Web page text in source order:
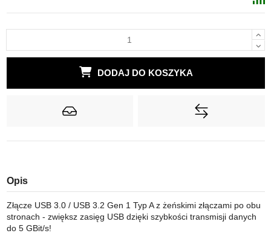
DODAJ DO KOSZYKA
Opis
Złącze USB 3.0 / USB 3.2 Gen 1 Typ A z żeńskimi złączami po obu
stronach - zwiększ zasięg USB dzięki szybkości transmisji danych
do 5 GBit/s!